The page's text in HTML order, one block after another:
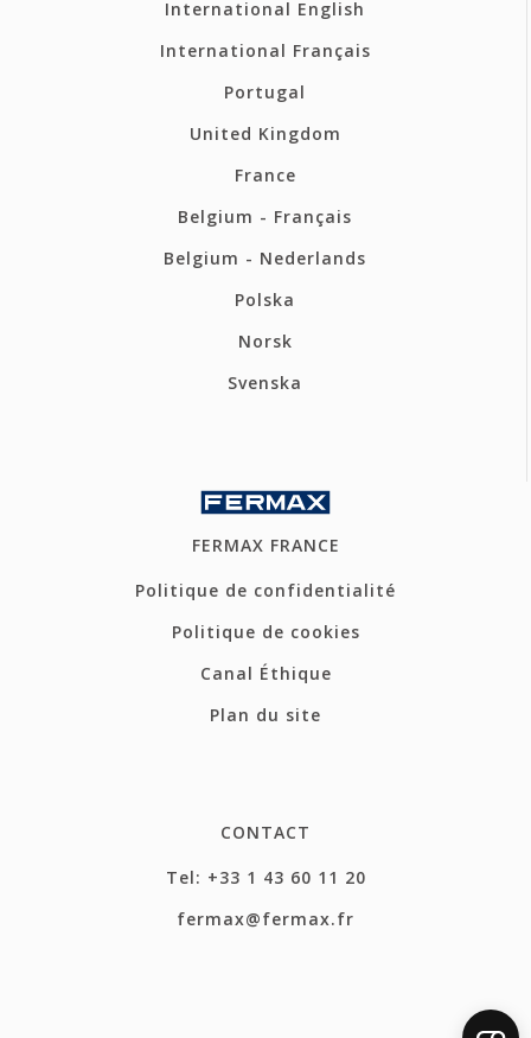
International English
International Français
Portugal
United Kingdom
France
Belgium - Français
Belgium - Nederlands
Polska
Norsk
Svenska
FERMAX FRANCE
Politique de confidentialité
Politique de cookies
Canal Éthique
Plan du site
CONTACT
Tel: +33 1 43 60 11 20
fermax@fermax.fr